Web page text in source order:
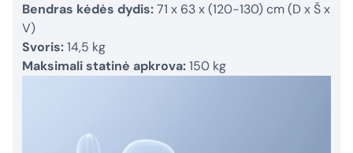
Bendras kėdės dydis:71 x 63 x (120-130) cm (D x Š x
V)
Svoris:14,5 kg
Maksimali statinė apkrova:150 kg